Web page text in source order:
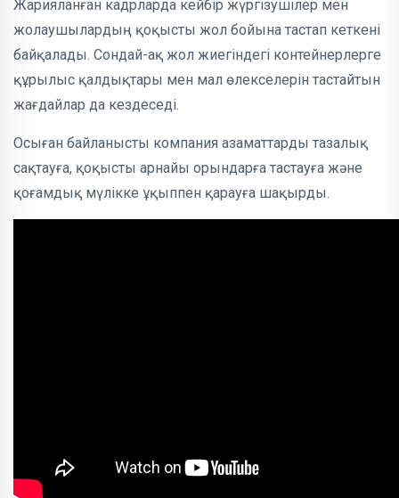
Жарияланған кадрларда кейбір жүргізушілер мен
жолаушылардың қоқысты жол бойына тастап кеткені
байқалады. Сондай-ақ жол жиегіндегі контейнерлерге
құрылыс қалдықтары мен мал өлекселерін тастайтын
жағдайлар да кездеседі.
Осыған байланысты компания азаматтарды тазалық
сақтауға, қоқысты арнайы орындарға тастауға және
қоғамдық мүлікке ұқыппен қарауға шақырды.